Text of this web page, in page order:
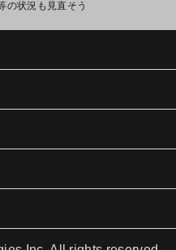
の状況も見直そう